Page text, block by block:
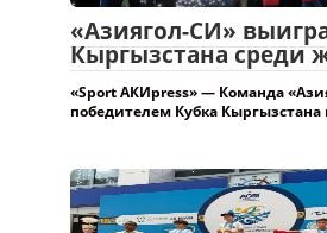
«Азиягол-СИ»
Кыргызстана среди
«Sport АКИpress» — Команда
победителем Кубка Кыргызстана